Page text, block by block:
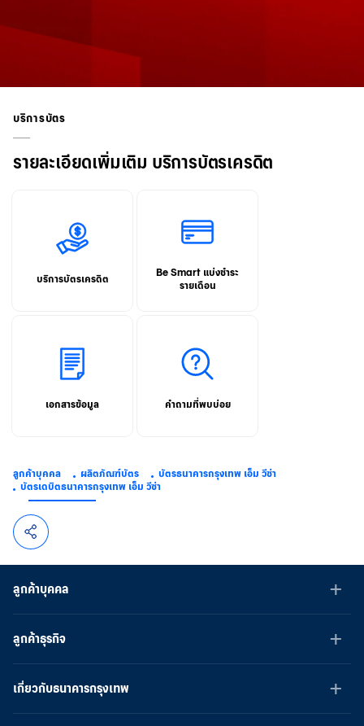
บริการบัตร
รายละเอียดเพิ่มเติม บริการบัตรเครดิต
บริการบัตรเครดิต
Be Smart แบ่งชำระ
รายเดือน
เอกสารข้อมูล คำถามที่พบบ่อย
ลูกค้าบุคคล ผลิตภัณฑ์บัตร
บัตรธนาคารกรุงเทพ เอ็ม วีซ่า
บัตรเดบิตธนาคารกรุงเทพ เอ็ม วีซ่า
ลูกค้าบุคคล
ลูกค้าธุรกิจ
เกี่ยวกับธนาคารกรุงเทพ